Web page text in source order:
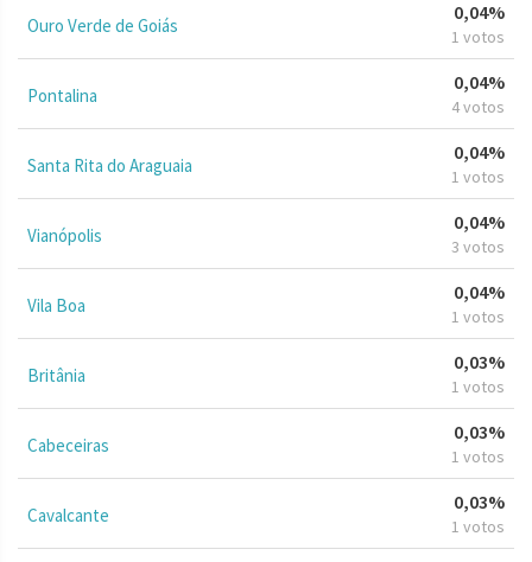
Ouro Verde de Goiás
0,04%
1 votos
Pontalina
0,04%
4 votos
Santa Rita do Araguaia
0,04%
1 votos
Vianópolis
0,04%
3 votos
Vila Boa
0,04%
1 votos
Britânia
0,03%
1 votos
Cabeceiras
0,03%
1 votos
Cavalcante
0,03%
1 votos